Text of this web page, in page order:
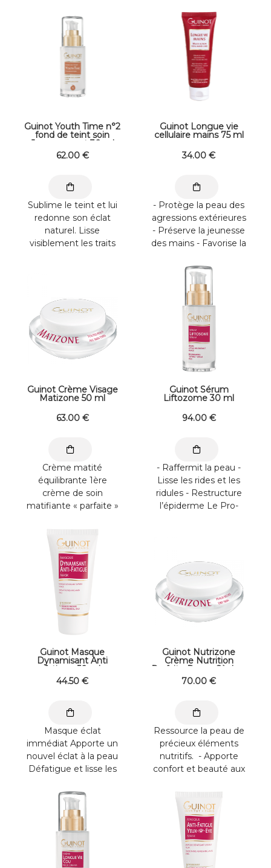
Guinot Youth Time n°2
fond de teint soin
Jeunesse pot 30 ml
62.00 €
Sublime le teint et lui
redonne son éclat
naturel. Lisse
visiblement les traits
Guinot Longue vie
cellulaire mains 75 ml
34.00 €
- Protège la peau des
agressions extérieures
- Préserve la jeunesse
des mains - Favorise la
...
Guinot Crème Visage
Matizone 50 ml
63.00 €
Crème matité
équilibrante 1ère
crème de soin
matifiante « parfaite »
durée. Matifie ...
Guinot Sérum
Liftozome 30 ml
94.00 €
- Raffermit la peau -
Lisse les rides et les
ridules - Restructure
l’épiderme Le Pro-
Guinot Masque
Dynamisant Anti
fatigue 50 ml
44.50 €
Masque éclat
immédiat Apporte un
nouvel éclat à la peau
Défatigue et lisse les
illumine le ...
Guinot Nutrizone
Crème Nutrition
Parfaite Peaux Sèches
50 ml
70.00 €
Ressource la peau de
précieux éléments
nutritifs. - Apporte
confort et beauté aux
Améliore la ...